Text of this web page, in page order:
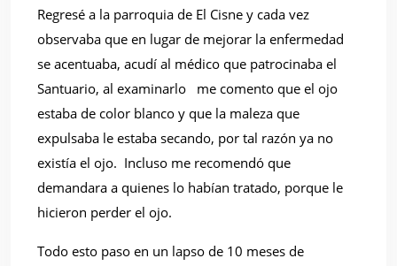
Regresé a la parroquia de El Cisne y cada vez
observaba que en lugar de mejorar la enfermedad
se acentuaba, acudí al médico que patrocinaba el
Santuario, al examinarlo
me comento que el ojo
estaba de color blanco y que la maleza que
expulsaba le estaba secando, por tal razón ya no
existía el ojo. Incluso me recomendó que
demandara a quienes lo habían tratado, porque le
hicieron perder el ojo.
Todo esto paso en un lapso de 10 meses de